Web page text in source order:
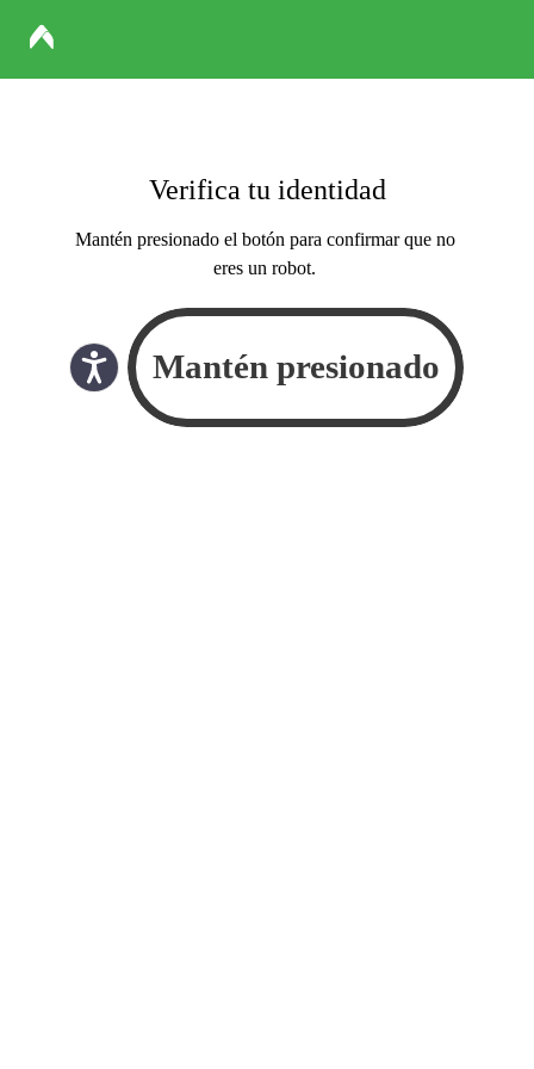
Verifica tu identidad
Mantén presionado el botón para confirmar que no
eres un robot.